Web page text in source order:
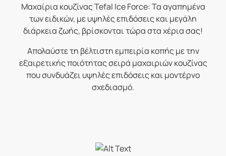
Μαχαίρια κουζίνας Tefal Ice Force: Τα αγαπημένα
των ειδικών, με υψηλές επιδόσεις και μεγάλη
διάρκεια ζωής, βρίσκονται τώρα στα χέρια σας!
Απολαύστε τη βέλτιστη εμπειρία κοπής με την
εξαιρετικής ποιότητας σειρά μαχαιριών κουζίνας
που συνδυάζει υψηλές επιδόσεις και μοντέρνο
σχεδιασμό.